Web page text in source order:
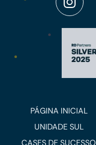
PÁGINA INICIAL
UNIDADE SUL
CASES DE SUCESSO